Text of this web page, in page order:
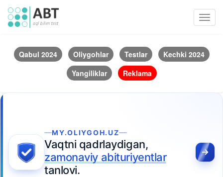
Qabul 2024 Oliygohlar Testlar
Kechki 2024
Yangiliklar
Reklama
MY.OLIYGOH.UZ
Vaqtni qadrlaydigan,
zamonaviy abituriyentlar
tanlovi.